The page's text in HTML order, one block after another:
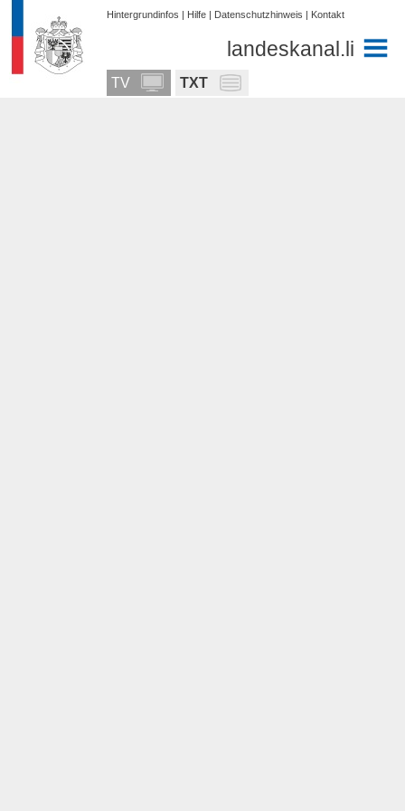
Hintergrundinfos | Hilfe | Datenschutzhinweis | Kontakt
landeskanal.li
TV TXT